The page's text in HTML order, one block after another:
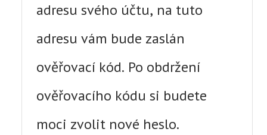
adresu svého účtu, na tuto
adresu vám bude zaslán
ověřovací kód. Po obdržení
ověřovacího kódu si budete
moci zvolit nové heslo.